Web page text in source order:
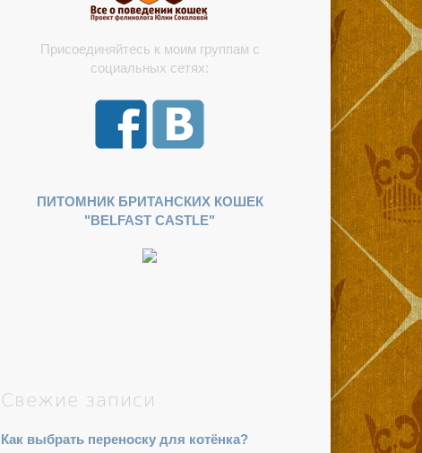
Присоединяйтесь к моим группам с
социальных сетях:
ПИТОМНИК БРИТАНСКИХ КОШЕК
"BELFAST CASTLE"
Свежие записи
Как выбрать переноску для котёнка?